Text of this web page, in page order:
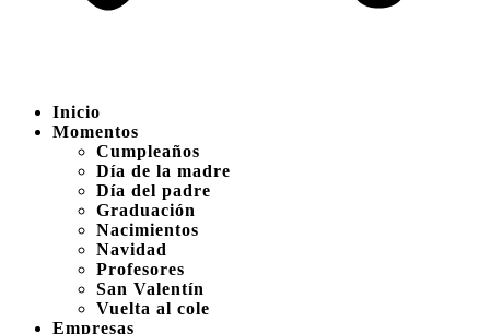
Inicio
Momentos
Cumpleaños
Día de la madre
Día del padre
Graduación
Nacimientos
Navidad
Profesores
San Valentín
Vuelta al cole
Empresas